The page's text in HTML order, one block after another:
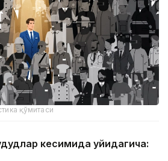
қўмитаси
кесимида қуйидагича: